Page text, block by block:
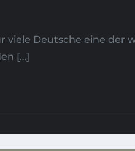
viele Deutsche eine
[…]